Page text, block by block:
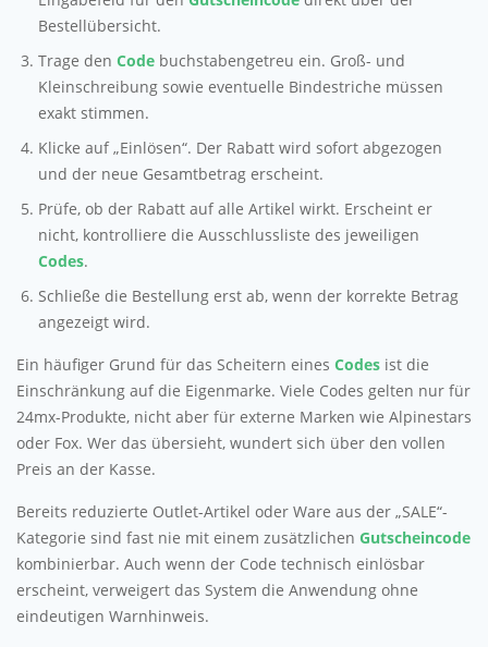
Bestellübersicht.
Trage den Code buchstabengetreu ein. Groß- und
Kleinschreibung sowie eventuelle Bindestriche müssen
exakt stimmen.
Klicke auf „Einlösen“. Der Rabatt wird sofort abgezogen
und der neue Gesamtbetrag erscheint.
Prüfe, ob der Rabatt auf alle Artikel wirkt. Erscheint er
nicht, kontrolliere die Ausschlussliste des jeweiligen
Codes.
Schließe die Bestellung erst ab, wenn der korrekte Betrag
angezeigt wird.
Ein häufiger Grund für das Scheitern eines Codes ist die
Einschränkung auf die Eigenmarke. Viele Codes gelten nur für
24mx-Produkte, nicht aber für externe Marken wie Alpinestars
oder Fox. Wer das übersieht, wundert sich über den vollen
Preis an der Kasse.
Bereits reduzierte Outlet-Artikel oder Ware aus der „SALE“-
Kategorie sind fast nie mit einem zusätzlichen Gutscheincode
kombinierbar. Auch wenn der Code technisch einlösbar
erscheint, verweigert das System die Anwendung ohne
eindeutigen Warnhinweis.